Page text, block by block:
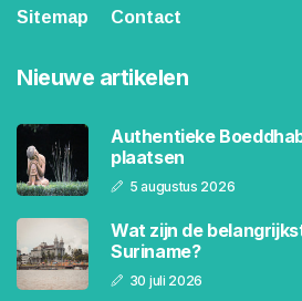
Sitemap
Contact
Nieuwe artikelen
Authentieke
plaatsen
5 augustus 2026
Wat zijn de
Suriname?
30 juli 2026